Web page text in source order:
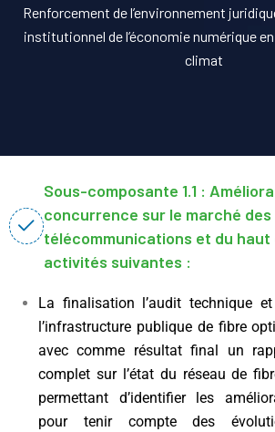
Renforcement de l’environnement
institutionnel de l’économie numérique
climat
Sous-composante 1.1 :
concurrence sur le marché des
télécommunications et du haut
activités suivantes :
La finalisation l’audit technique
l’infrastructure publique de fibre
avec comme résultat final un
complet sur l’état du réseau de
permettant d’identifier les
pour tenir compte des